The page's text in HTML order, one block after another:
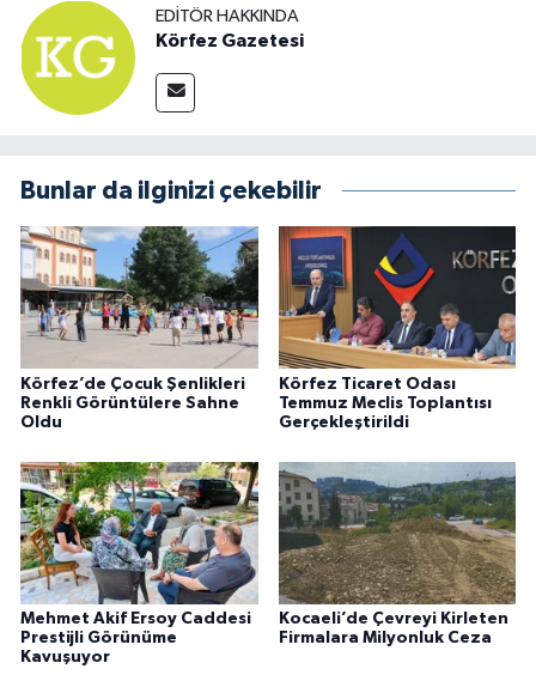
EDITÖR HAKKINDA
Körfez Gazetesi
Bunlar da ilginizi çekebilir
Körfez’de Çocuk Şenlikleri
Renkli Görüntülere Sahne
Oldu
Körfez Ticaret Odası
Temmuz Meclis Toplantısı
Gerçekleştirildi
Mehmet Akif Ersoy Caddesi
Prestijli Görünüme
Kavuşuyor
Kocaeli’de Çevreyi Kirleten
Firmalara Milyonluk Ceza